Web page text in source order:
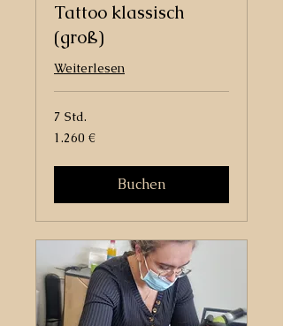
Tattoo klassisch
(groß)
Weiterlesen
7 Std.
1.260
Euro
1.260 €
Buchen